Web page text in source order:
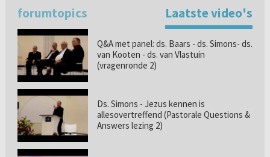
forumtopics Laatste video's
Q&A met panel: ds. Baars - ds. Simons- ds.
van Kooten - ds. van Vlastuin
(vragenronde 2)
Ds. Simons - Jezus kennen is
allesovertreffend (Pastorale Questions &
Answers lezing 2)